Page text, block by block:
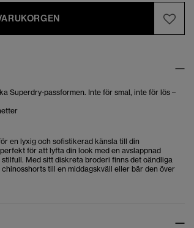
Superdry-passformen. Inte för smal, inte för lös –
en lyxig och sofistikerad känsla till din
för att lyfta din look med en avslappnad
Med sitt diskreta broderi finns det oändliga
till en middagskväll eller bär den över